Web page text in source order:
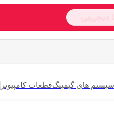
قطعات کامپیوترسیستم های گیمینگ